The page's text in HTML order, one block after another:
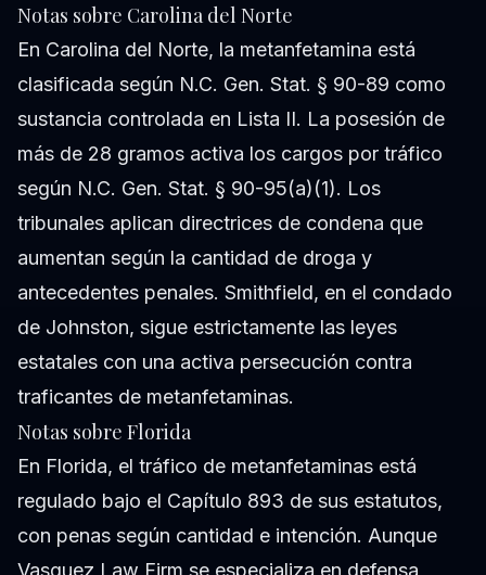
Notas sobre Carolina del Norte
En Carolina del Norte, la metanfetamina está
clasificada según N.C. Gen. Stat. § 90-89 como
sustancia controlada en Lista II. La posesión de
más de 28 gramos activa los cargos por tráfico
según N.C. Gen. Stat. § 90-95(a)(1). Los
tribunales aplican directrices de condena que
aumentan según la cantidad de droga y
antecedentes penales. Smithfield, en el condado
de Johnston, sigue estrictamente las leyes
estatales con una activa persecución contra
traficantes de metanfetaminas.
Notas sobre Florida
En Florida, el tráfico de metanfetaminas está
regulado bajo el Capítulo 893 de sus estatutos,
con penas según cantidad e intención. Aunque
Vasquez Law Firm se especializa en defensa